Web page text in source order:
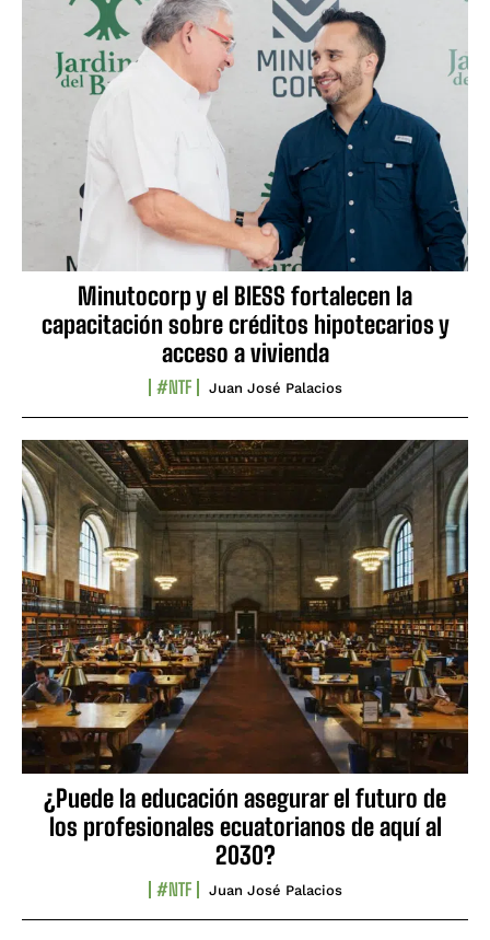
Minutocorp y el BIESS fortalecen la
capacitación sobre créditos hipotecarios y
acceso a vivienda
#NTF Juan José Palacios
¿Puede la educación asegurar el futuro de
los profesionales ecuatorianos de aquí al
2030?
#NTF Juan José Palacios